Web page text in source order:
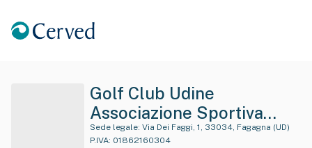
Golf Club Udine
Associazione Sportiva
Dilettantistica
Sede legale: Via Dei Faggi, 1, 33034, Fagagna (UD)
P.IVA: 01862160304